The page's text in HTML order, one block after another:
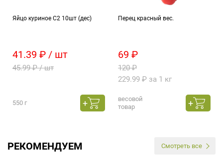
Яйцо куриное С2 10шт (дес)
41.39 ₽ / шт
45.99 ₽ / шт
550 г
Перец красный вес.
69 ₽
120 ₽
229.99 ₽ за 1 кг
весовой
товар
РЕКОМЕНДУЕМ Смотреть все